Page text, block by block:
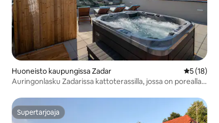
Huoneisto kaupungissa Zadar
5 (18)
Auringonlasku Zadarissa kattoterassilla, jossa on poreallas
Supertarjoaja
Supertarjoaja